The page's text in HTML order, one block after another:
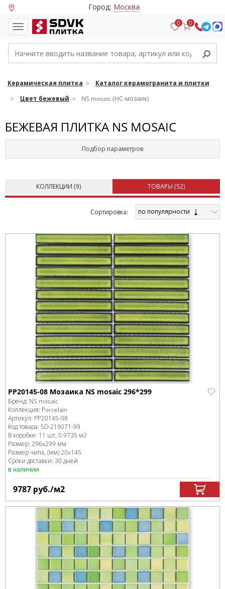
Город: Москва
0 0
Керамическая плитка
Каталог керамогранита и плитки
Цвет бежевый
NS mosaic (НС-мозаик)
БЕЖЕВАЯ ПЛИТКА NS MOSAIC
Подбор параметров
КОЛЛЕКЦИИ (9) ТОВАРЫ (52)
Cортировка: по популярности
PP20145-08 Мозаика NS mosaic 296*299
Бренд: NS mosaic
Коллекция: Porcelain
Артикул: PP20145-08
Код товара: SD-219071-99
В коробке: 11 шт, 0.9735 м2
Размер: 296x299 мм
Размер чипа, (мм)20x145
Сроки доставки: 30 дней
в наличии
9787 руб./м2